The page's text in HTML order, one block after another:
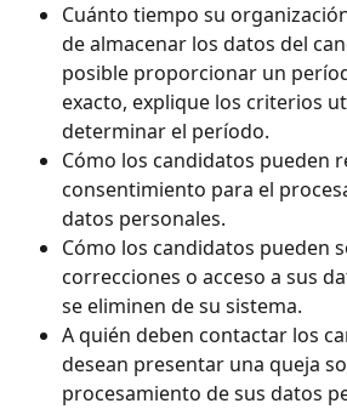
Cuánto tiempo su
de almacenar los datos del
posible proporcionar un
exacto, explique los criterios
determinar el período.
Cómo los candidatos pueden
consentimiento para el
datos personales.
Cómo los candidatos pueden
correcciones o acceso a sus
se eliminen de su sistema.
A quién deben contactar los
desean presentar una queja
procesamiento de sus datos